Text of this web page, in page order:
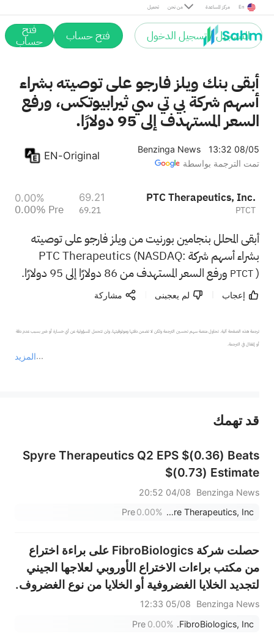
تحميل من نحن مركز المساعدة En
التسجيل / تسجيل الدخول فتح حساب فتح
حساب
أبقى بنك ويلز فارجو على توصيته بشراء
أسهم شركة بي تي سي ثيرابيوتكس، ورفع
السعر المستهدف إلى 95 دولارًا.
Benzinga News
13:32 08/05
تمت الترجمة بواسطة
EN-Original
PTC Therapeutics, Inc.
PTCT
69.21
69.21
0.00%
0.00% Pre
أبقى المحلل بنجامين بورنيت من ويلز فارجو على توصيته
بشراء أسهم شركة PTC Therapeutics (NASDAQ:
PTCT) ورفع السعر المستهدف من 86 دولارًا إلى 95 دولارًا.
إعجاب لم يعجبنى مشاركة
المزيد
ترجمة هذه الصفحة آلية. تحاول منصة سهم تحسين الترجمة ولكن لا تضمن دقتها وموثوقيتها، ولن تتحمل المسؤولية عن أي خسارة أو ضرر بسبب عدم دقة
أو إغفال في الترجمة.
عند الضرورة، يرجى استشارة مستشار استثمار محترف. لا تقدم منصة سهم أي مشورة استثمارية، ولا تقدم أي التزامات أو ضمانات.
قد تهمك
Spyre Therapeutics Q2 EPS $(0.36) Beats
$(0.73) Estimate
Benzinga News
04/08 20:52
Spyre Therapeutics, Inc
0.00%
Pre
حصلت شركة FibroBiologics على براءة اختراع
من مكتب براءات الاختراع الأوروبي لعلاجها الجيني
لتجديد الخلايا الغضروفية أو الخلايا من نوع الغضروف.
Benzinga News
05/08 12:33
FibroBiologics, Inc.
0.00%
Pre